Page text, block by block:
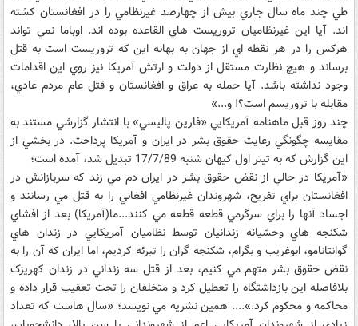
طي چند ماه سال جاري بيش از چهارصد غيرنظامي را در افغانستان کشته
اند. آيا اين غيرنظاميان تروريست هاي القاعده بوده اند. اوباما نمي تواند
هرکس را در هر نقطه اي از جهان به بهانه اين که تروريست است به قتل
برساند و هيچ نظارت مستقل از دولت و ارتش آمريکا نيز روي اين اقدامات
وجود نداشته باشد. آيا حمله به عراق و افغانستان و قتل عام مردم عادي،
مقابله با تروريسم است؟! و...»
چند روز قبل ماهنامه آمريکايي «فارين پاليسي» با انتشار گزارشي مستند به
مقايسه چگونگي رعايت حقوق بشر در ايران و آمريکا پرداخت. در بخشي از
اين گزارش که به تيتر اول کيهان شنبه 17/7/89 تبديل شد، آمده است؛
«آمريکا در حالي از نقض حقوق بشر در ايران دم مي زند که سربازانش در
افغانستان براي تفريح، شهروندان غيرنظامي افغاني را به قتل مي رسانند و
اجساد آنها را براي سرگرمي قطعه قطعه مي کنند...ما(آمريکا) بعد از افشاي
شکنجه هاي وحشيانه زندانيان توسط نظاميان آمريکايي در زندان هاي
گوانتانامو، ابوغريب و بگرام، شکنجه گران را تبرئه کرديم، اما ايران که آن را به
نقض حقوق بشر متهم مي کنيم، بعد از قتل سه زنداني در زندان کهريزک
بلافاصله اين بازداشتگاه را تعطيل کرد و متخلفان را تحت تعقيب قرار داده و
محاکمه و محکوم کرد.».... همين نشريه مي نويسد؛ «سال هاست که تعداد